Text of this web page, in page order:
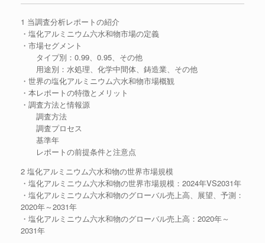
1 当調査分析レポートの紹介
・塩化アルミニウム六水和物市場の定義
・市場セグメント
タイプ別：0.99、0.95、その他
用途別：水処理、化学中間体、鋳造業、その他
・世界の塩化アルミニウム六水和物市場概観
・本レポートの特徴とメリット
・調査方法と情報源
調査方法
調査プロセス
基準年
レポートの前提条件と注意点
2 塩化アルミニウム六水和物の世界市場規模
・塩化アルミニウム六水和物の世界市場規模：2024年VS2031年
・塩化アルミニウム六水和物のグローバル売上高、展望、予測：
2020年～2031年
・塩化アルミニウム六水和物のグローバル売上高：2020年～
2031年